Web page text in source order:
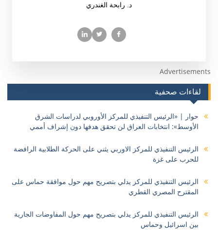
د. رابحة الغندري
Advertisements
لقاءات صحفية
حوار | «الرئيس التنفيذي للمركز الأوروبي لدراسات الشرق
الأوسط»: انتخابات العراق لن تحقق هدفها دون إشراف أممي
الرئيس التنفيذي للمركز الاوربي يثني على الحركة الطلابية الرافضة
للحرب على غزة
الرئيس التنفيذي للمركز يدلي بتصريح مهم حول موافقة حماس على
المقترح المصري القطري
الرئيس التنفيذي للمركز يدلي بتصريح مهم حول المفاوضات الجارية
بين اسرائيل وحماس